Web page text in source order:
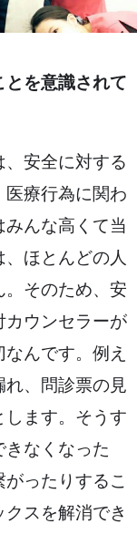
とを意識されて
安全に対する
療行為に関わ
んな高くて当
ほとんどの人
。そのため、安
カウンセラーが
んです。例え
れ、問診票の見
ます。そうす
きなくなった
ったりするこ
スを解消でき